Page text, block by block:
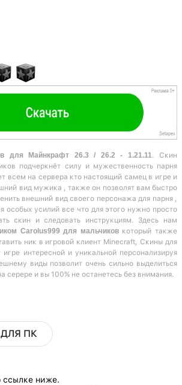
для Майнкрафт 26.3 / 26.2 - 1.21.11 . Скин
подчеркнёт силу и мужественность парня
всем на сервера кто настоящий самец в игре и
вид мужика , также он позволят вам быстро
внешний вид своего персонажа для парня ,
особых усилий все что для этого нужно просто
скин и следовать инструкциям. Здесь нам
Carolus999 для мальчиков который также
ник в игровой клиент Minecraft, Скины для
интересной и уникальной персонализируя
виды позволит очень сильно выделиться
серере и вы 100% не останетесь без внимания.
ДЛЯ ПК
ссылке ниже.